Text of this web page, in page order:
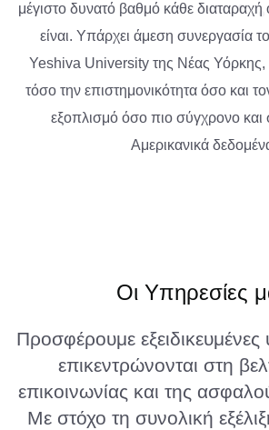
μέγιστο δυνατό βαθμό κάθε διαταραχή
είναι. Υπάρχει άμεση συνεργασία
Yeshiva University της Νέας Υόρκης,
τόσο την επιστημονικότητα όσο και
εξοπλισμό όσο πιο σύγχρονο και
Αμερικανικά
Οι Υπηρεσίες
Προσφέρουμε
επικεντρώνονται στη
επικοινωνίας και της
Με στόχο τη συνολική